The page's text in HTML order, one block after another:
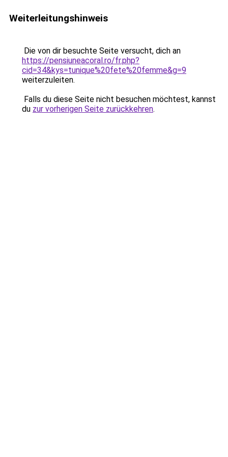
Weiterleitungshinweis
Die von dir besuchte Seite versucht, dich an
https://pensiuneacoral.ro/fr.php?
cid=34&kys=tunique%20fete%20femme&g=9
weiterzuleiten.
Falls du diese Seite nicht besuchen möchtest, kannst
du zur vorherigen Seite zurückkehren.